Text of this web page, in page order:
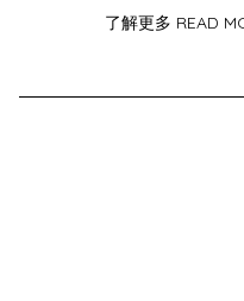
了解更多 READ